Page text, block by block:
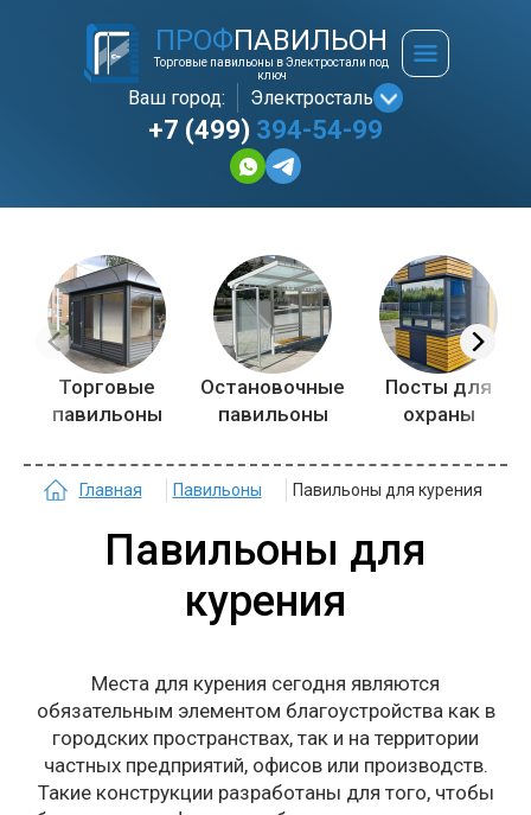
ПРОФПАВИЛЬОН
Торговые павильоны в Электростали под
ключ
Ваш город: Электросталь
+7 (499) 394-54-99
Торговые
павильоны
Остановочные
павильоны
Посты для
охраны
Главная Павильоны Павильоны для курения
Павильоны для
курения
Места для курения сегодня являются
обязательным элементом благоустройства как в
городских пространствах, так и на территории
частных предприятий, офисов или производств.
Такие конструкции разработаны для того, чтобы